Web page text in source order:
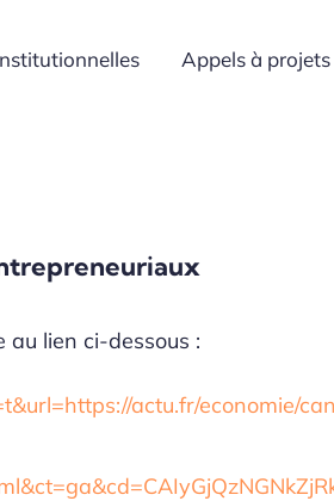
Appels à projets
au lien ci-dessous :
actu.fr/economie/